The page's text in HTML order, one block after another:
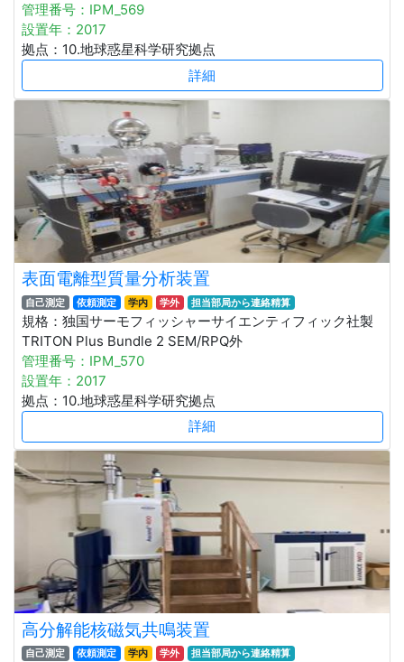
管理番号：IPM_569
設置年：2017
拠点：10.地球惑星科学研究拠点
詳細
表面電離型質量分析装置
自己測定 依頼測定 学内 学外 担当部局から連絡精算
規格：独国サーモフィッシャーサイエンティフィック社製
TRITON Plus Bundle 2 SEM/RPQ外
管理番号：IPM_570
設置年：2017
拠点：10.地球惑星科学研究拠点
詳細
高分解能核磁気共鳴装置
自己測定 依頼測定 学内 学外 担当部局から連絡精算